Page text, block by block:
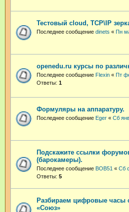
Тестовый cloud, TCP\IP
Последнее сообщение dinets « Пн
openedu.ru курсы по
Последнее сообщение Flexin « Пт
Ответы: 1
Формуляры на аппаратуру.
Последнее сообщение Eger « Сб
Подскажите ссылки
(барокамеры).
Последнее сообщение BOB51 « Сб
Ответы: 5
Разбираем цифровые часы
«Союз»